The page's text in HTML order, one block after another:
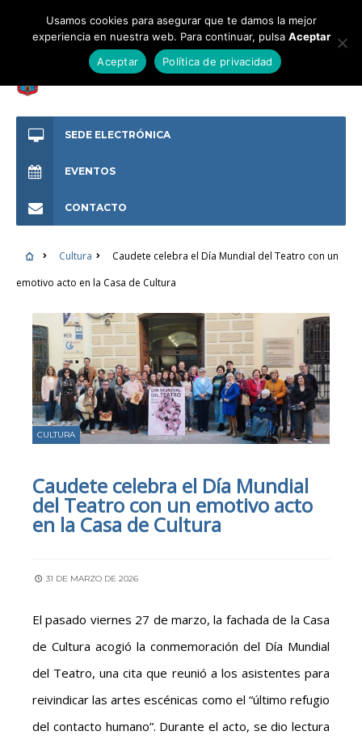
SEDE ELECTRÓNICA
EVENTOS
CONTACTO
Cultura
Caudete celebra el Día Mundial del Teatro con un
emotivo acto en la Casa de Cultura
CULTURA
Caudete celebra el Día Mundial
del Teatro con un emotivo acto
en la Casa de Cultura
31 DE MARZO DE 2026
El pasado viernes 27 de marzo, la fachada de la Casa
de Cultura acogió la conmemoración del Día Mundial
del Teatro, una cita que reunió a los asistentes para
reivindicar las artes escénicas como el “último refugio
del contacto humano”. Durante el acto, se dio lectura
Usamos cookies para asegurar que te damos la mejor
experiencia en nuestra web. Para continuar, pulsa Aceptar
Aceptar
Política de privacidad